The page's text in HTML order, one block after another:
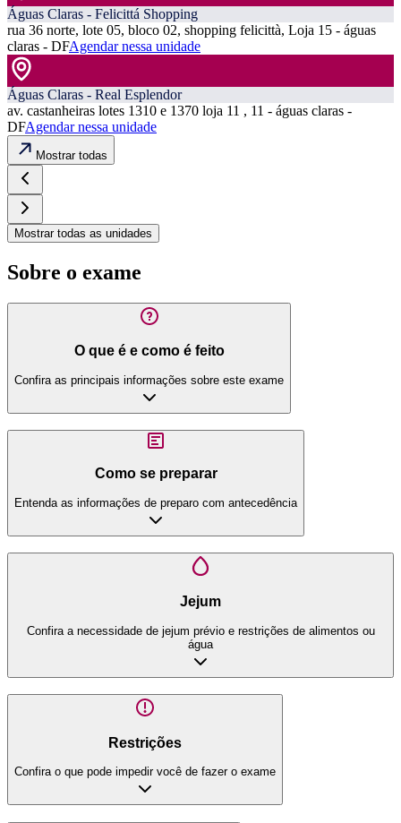
Águas Claras - Felicittá Shopping
rua 36 norte, lote 05, bloco 02, shopping felicittà, Loja 15 - águas
claras - DFAgendar nessa unidade
Águas Claras - Real Esplendor
av. castanheiras lotes 1310 e 1370 loja 11 , 11 - águas claras -
DFAgendar nessa unidade
Mostrar todas
Mostrar todas as unidades
Sobre o exame
O que é e como é feito
Confira as principais informações sobre este exame
Como se preparar
Entenda as informações de preparo com antecedência
Jejum
Confira a necessidade de jejum prévio e restrições de alimentos ou
água
Restrições
Confira o que pode impedir você de fazer o exame